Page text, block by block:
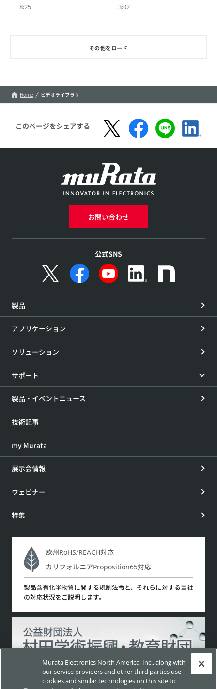
8:25 3:02
その他をロード
Home ビデオライブラリ
このページをシェアする
お問い合わせ
公式SNS
製品
アプリケーション
ソリューション
サポート
製品・イベントニュース
技術記事
my Murata
展示会情報
ウェビナー
特集
欧州RoHS/REACH対応
カリフォルニアProposition65対応
製品含有化学物質に関する規制法令と、それらに対する当社
の対応状況をご説明します。
Murata Electronics North America, Inc., along with
our service providers and other third parties use
cookies and similar technologies on this site to